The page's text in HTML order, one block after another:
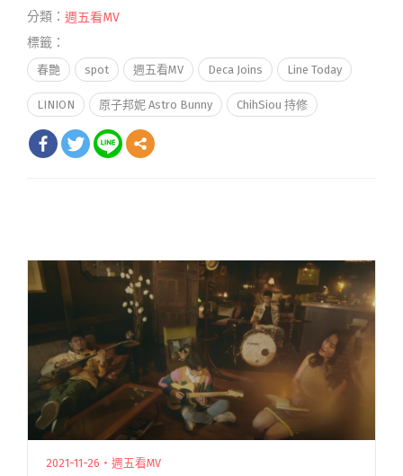
分類： 週五看MV
標籤：
春艷 spot 週五看MV Deca Joins Line Today
LINION 原子邦妮 Astro Bunny ChihSiou 持修
2021-11-26・週五看MV